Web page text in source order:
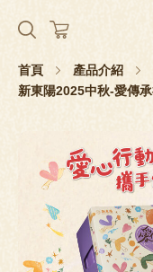
首頁 產品介紹
新東陽2025中秋-愛傳